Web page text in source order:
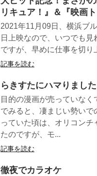
リキュア！』＆『映画
2021年11月09日、横浜ブ
日上映なので、いつでも
ですが、早めに仕事を切り
記事を読む
らきすたにハマりました
目的の漫画が売っていな
でみると、凄まじい勢い
っていた頃は、オリコン
たのですが、モ...
記事を読む
徹夜でカラオケ